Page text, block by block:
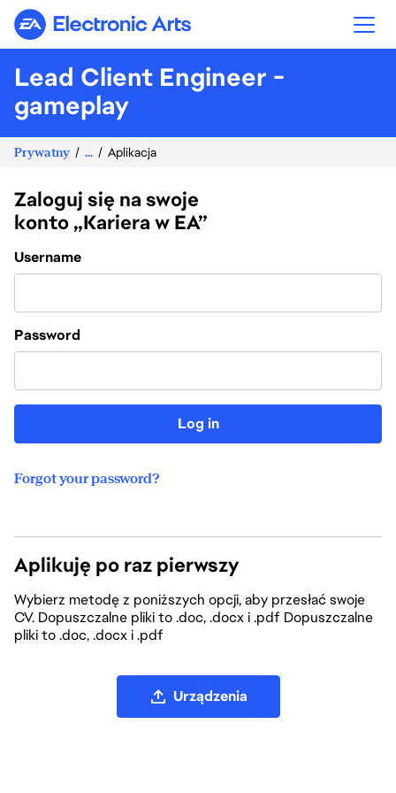
Electronic Arts
Lead Client Engineer -
gameplay
Prywatny ... Aplikacja
Zaloguj się na swoje
konto „Kariera w EA”
Login
Username
Password
Log in
Forgot your password?
Aplikuję po raz pierwszy
Wybierz metodę z poniższych opcji, aby przesłać swoje
CV. Dopuszczalne pliki to .doc, .docx i .pdf Dopuszczalne
pliki to .doc, .docx i .pdf
Urządzenia